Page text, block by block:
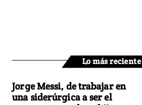
Lo más reciente
Jorge Messi, de trabajar en
una siderúrgica a ser el